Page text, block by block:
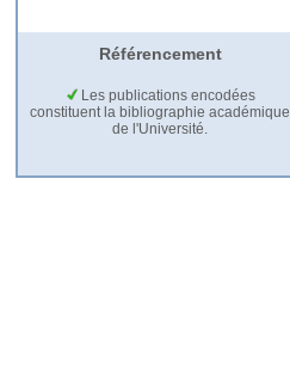
Référencement
Les publications encodées
constituent la bibliographie académique
de l'Université.